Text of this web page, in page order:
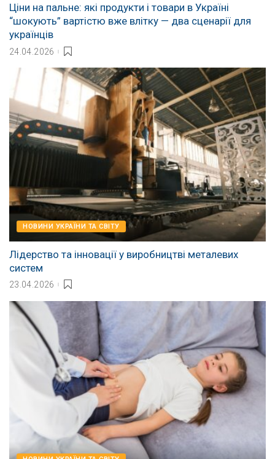
Ціни на пальне: які продукти і товари в Україні
“шокують” вартістю вже влітку — два сценарії для
українців
24.04.2026
НОВИНИ УКРАЇНИ ТА СВІТУ
Лідерство та інновації у виробництві металевих
систем
23.04.2026